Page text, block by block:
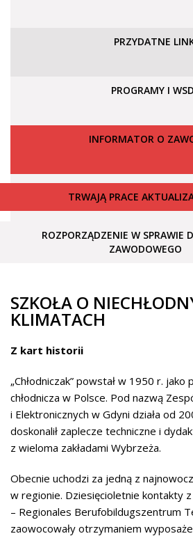
PRZYDATNE
PROGRAMY I
INFORMATOR O
TRWAJĄ PRACE
ROZPORZĄDZENIE W SPRAWIE
ZAWODOWEGO
SZKOŁA O
KLIMATACH
Z kart historii
„Chłodniczak” powstał w 1950 r. jako
chłodnicza w Polsce. Pod nazwą
i Elektronicznych w Gdyni działa od
doskonalił zaplecze techniczne i
z wieloma zakładami Wybrzeża.
Obecnie uchodzi za jedną z
w regionie. Dziesięcioletnie kontakty
– Regionales Berufobildugszentrum
zaowocowały otrzymaniem